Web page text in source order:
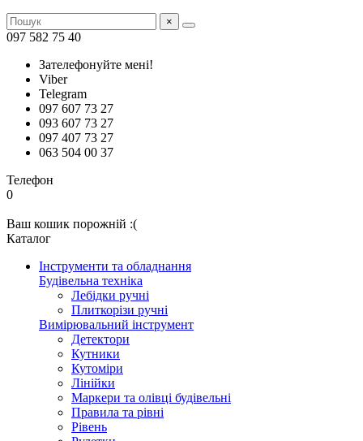
×
097 582 75 40
Зателефонуйте мені!
Viber
Telegram
097 607 73 27
093 607 73 27
097 407 73 27
063 504 00 37
Телефон
0
Ваш кошик порожній :(
Каталог
Інструменти та обладнання
Будівельна техніка
Лебідки ручні
Плиткорізи ручні
Вимірювальний інструмент
Детектори
Кутники
Кутоміри
Лінійки
Маркери та олівці будівельні
Правила та рівні
Рівень